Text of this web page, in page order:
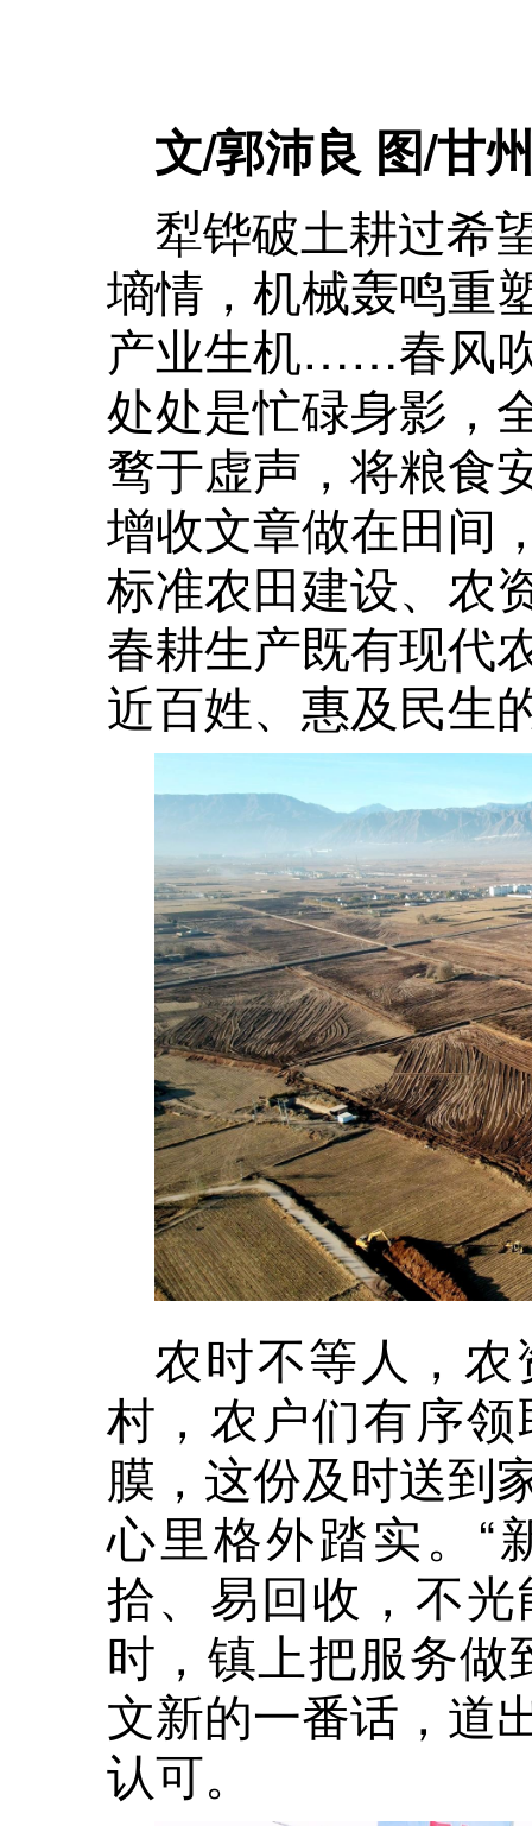
文/郭沛良 图/甘
犁铧破土耕过希
墒情，机械轰鸣重
产业生机……春风
处处是忙碌身影，
骛于虚声，将粮食
增收文章做在田间
标准农田建设、农
春耕生产既有现代
近百姓、惠及民生
农时不等人，
村，农户们有序
膜，这份及时送到
心里格外踏实。“
拾、易回收，不
时，镇上把服务做
文新的一番话，道
认可。